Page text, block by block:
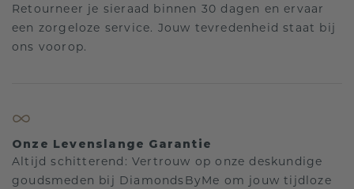
Retourneer je sieraad binnen 30 dagen en ervaar
een zorgeloze service. Jouw tevredenheid staat bij
ons voorop.
Onze Levenslange Garantie
Altijd schitterend: Vertrouw op onze deskundige
goudsmeden bij DiamondsByMe om jouw tijdloze